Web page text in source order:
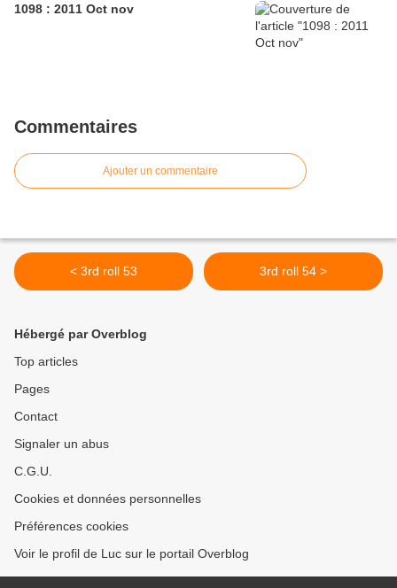
1098 : 2011 Oct nov
Commentaires
Ajouter un commentaire
< 3rd roll 53 3rd roll 54 >
Hébergé par Overblog
Top articles
Pages
Contact
Signaler un abus
C.G.U.
Cookies et données personnelles
Préférences cookies
Voir le profil de Luc sur le portail Overblog